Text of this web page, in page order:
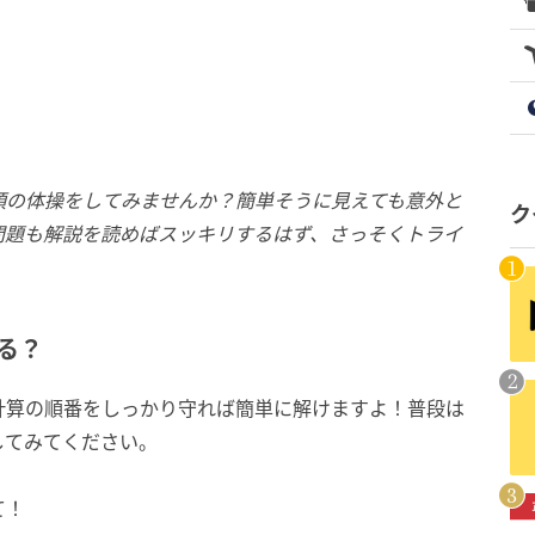
体操をしてみませんか？簡単そうに見えても意外と
も解説を読めばスッキリするはず、さっそくトライ
？
の順番をしっかり守れば簡単に解けますよ！普段は
みてください。